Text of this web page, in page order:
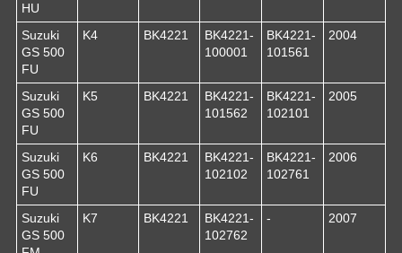
HU
Suzuki
GS 500
FU
K4 BK4221
BK4221-
100001
BK4221-
101561
2004
Suzuki
GS 500
FU
K5 BK4221
BK4221-
101562
BK4221-
102101
2005
Suzuki
GS 500
FU
K6 BK4221
BK4221-
102102
BK4221-
102761
2006
Suzuki
GS 500
K7 BK4221
BK4221-
102762
- 2007